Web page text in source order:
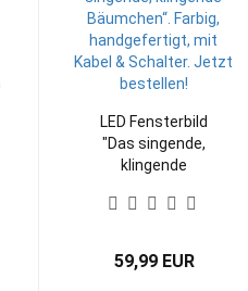
LED Fensterbild
"Das singende,
klingende
Märchenmotiv mit
59,99 EUR